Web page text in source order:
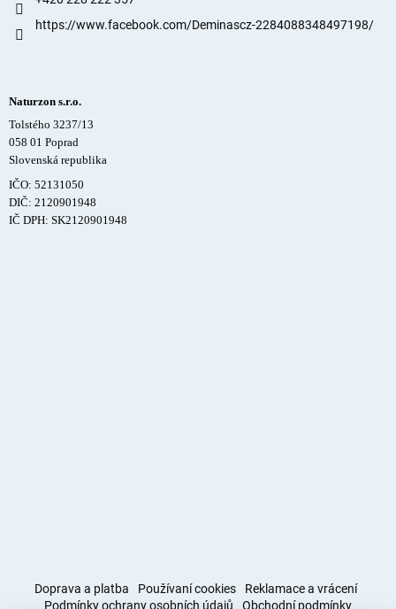
https://www.facebook.com/Deminascz-2284088348497198/
Naturzon s.r.o.
Tolstého 3237/13
058 01 Poprad
Slovenská republika
IČO: 52131050
DIČ: 2120901948
IČ DPH: SK2120901948
Doprava a platba Používaní cookies
Reklamace a vrácení
Podmínky ochrany osobních údajů
Obchodní podmínky